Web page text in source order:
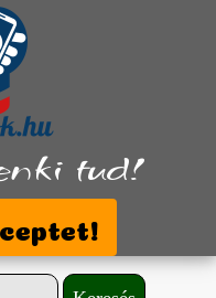
tud!